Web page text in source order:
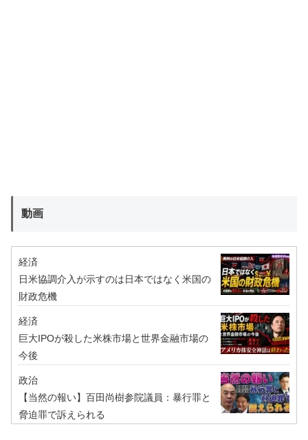
動画
経済
日米協調介入が示すのは日本ではなく米国の
財政危機
経済
巨大IPOが殺した米株市場と世界金融市場の
今後
政治
【当然の報い】百田尚樹参院議員：暴行罪と
脅迫罪で訴えられる